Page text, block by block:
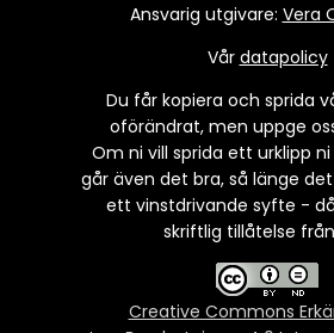
Ansvarig utgivare: Vera
Vår datapolicy
Du får kopiera och sprida
oförändrat, men uppge
Om ni vill sprida ett urklipp
går även det bra, så länge
ett vinstdrivande syfte -
skriftlig tillåtelse
Creative Commons